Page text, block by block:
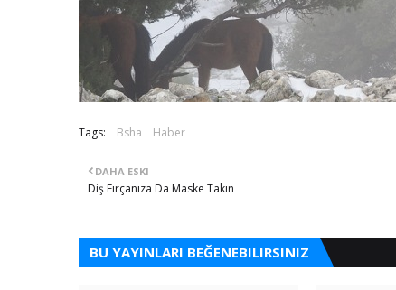
Tags: Bsha Haber
DAHA ESKI
Diş Fırçanıza Da Maske Takın
BU YAYINLARI BEĞENEBILIRSINIZ